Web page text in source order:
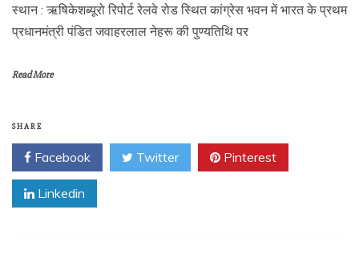
स्थान : ऋषिकेशब्यूरो रिपोर्ट रेलवे रोड स्थित कांग्रेस भवन में भारत के प्रथम
प्रधानमंत्री पंडित जवाहरलाल नेहरू की पुण्यतिथि पर
Read More
SHARE
Facebook Twitter Pinterest
Linkedin